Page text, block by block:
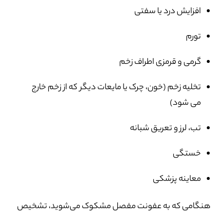
افزایش درد یا سفتی
تورم
گرمی و قرمزی اطراف زخم
تخلیه زخم (خون، چرک یا مایعات دیگر که از زخم خارج
می شود)
تب، لرز و تعریق شبانه
خستگی
معاینه پزشکی
هنگامی که به عفونت مفصل مشکوک می‌شوید، تشخیص